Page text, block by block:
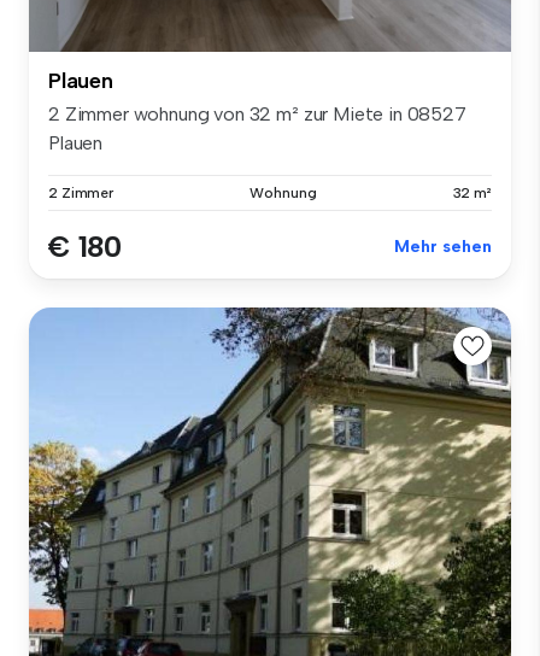
Plauen
2 Zimmer wohnung von 32 m² zur Miete in 08527
Plauen
2 Zimmer Wohnung 32 m²
€ 180 Mehr sehen